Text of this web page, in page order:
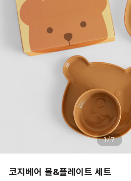
1/7
코지베어 볼&플레이트 세트